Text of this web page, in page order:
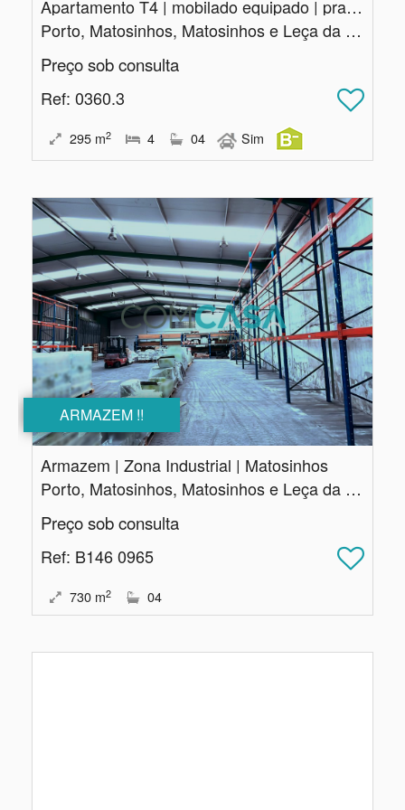
Apartamento T4 | mobilado equipado | praia | Matosinhos
Porto, Matosinhos, Matosinhos e Leça da Palmeira
Preço sob consulta
Ref: 0360.3
295 m2 4 04 Sim
ARMAZEM !!
Armazem | Zona Industrial | Matosinhos
Porto, Matosinhos, Matosinhos e Leça da Palmeira
Preço sob consulta
Ref: B146 0965
730 m2 04